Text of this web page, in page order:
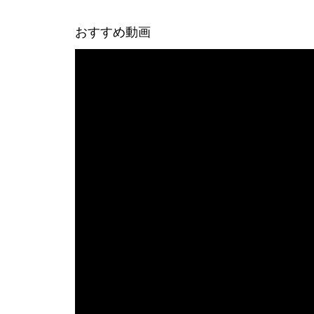
おすすめ動画